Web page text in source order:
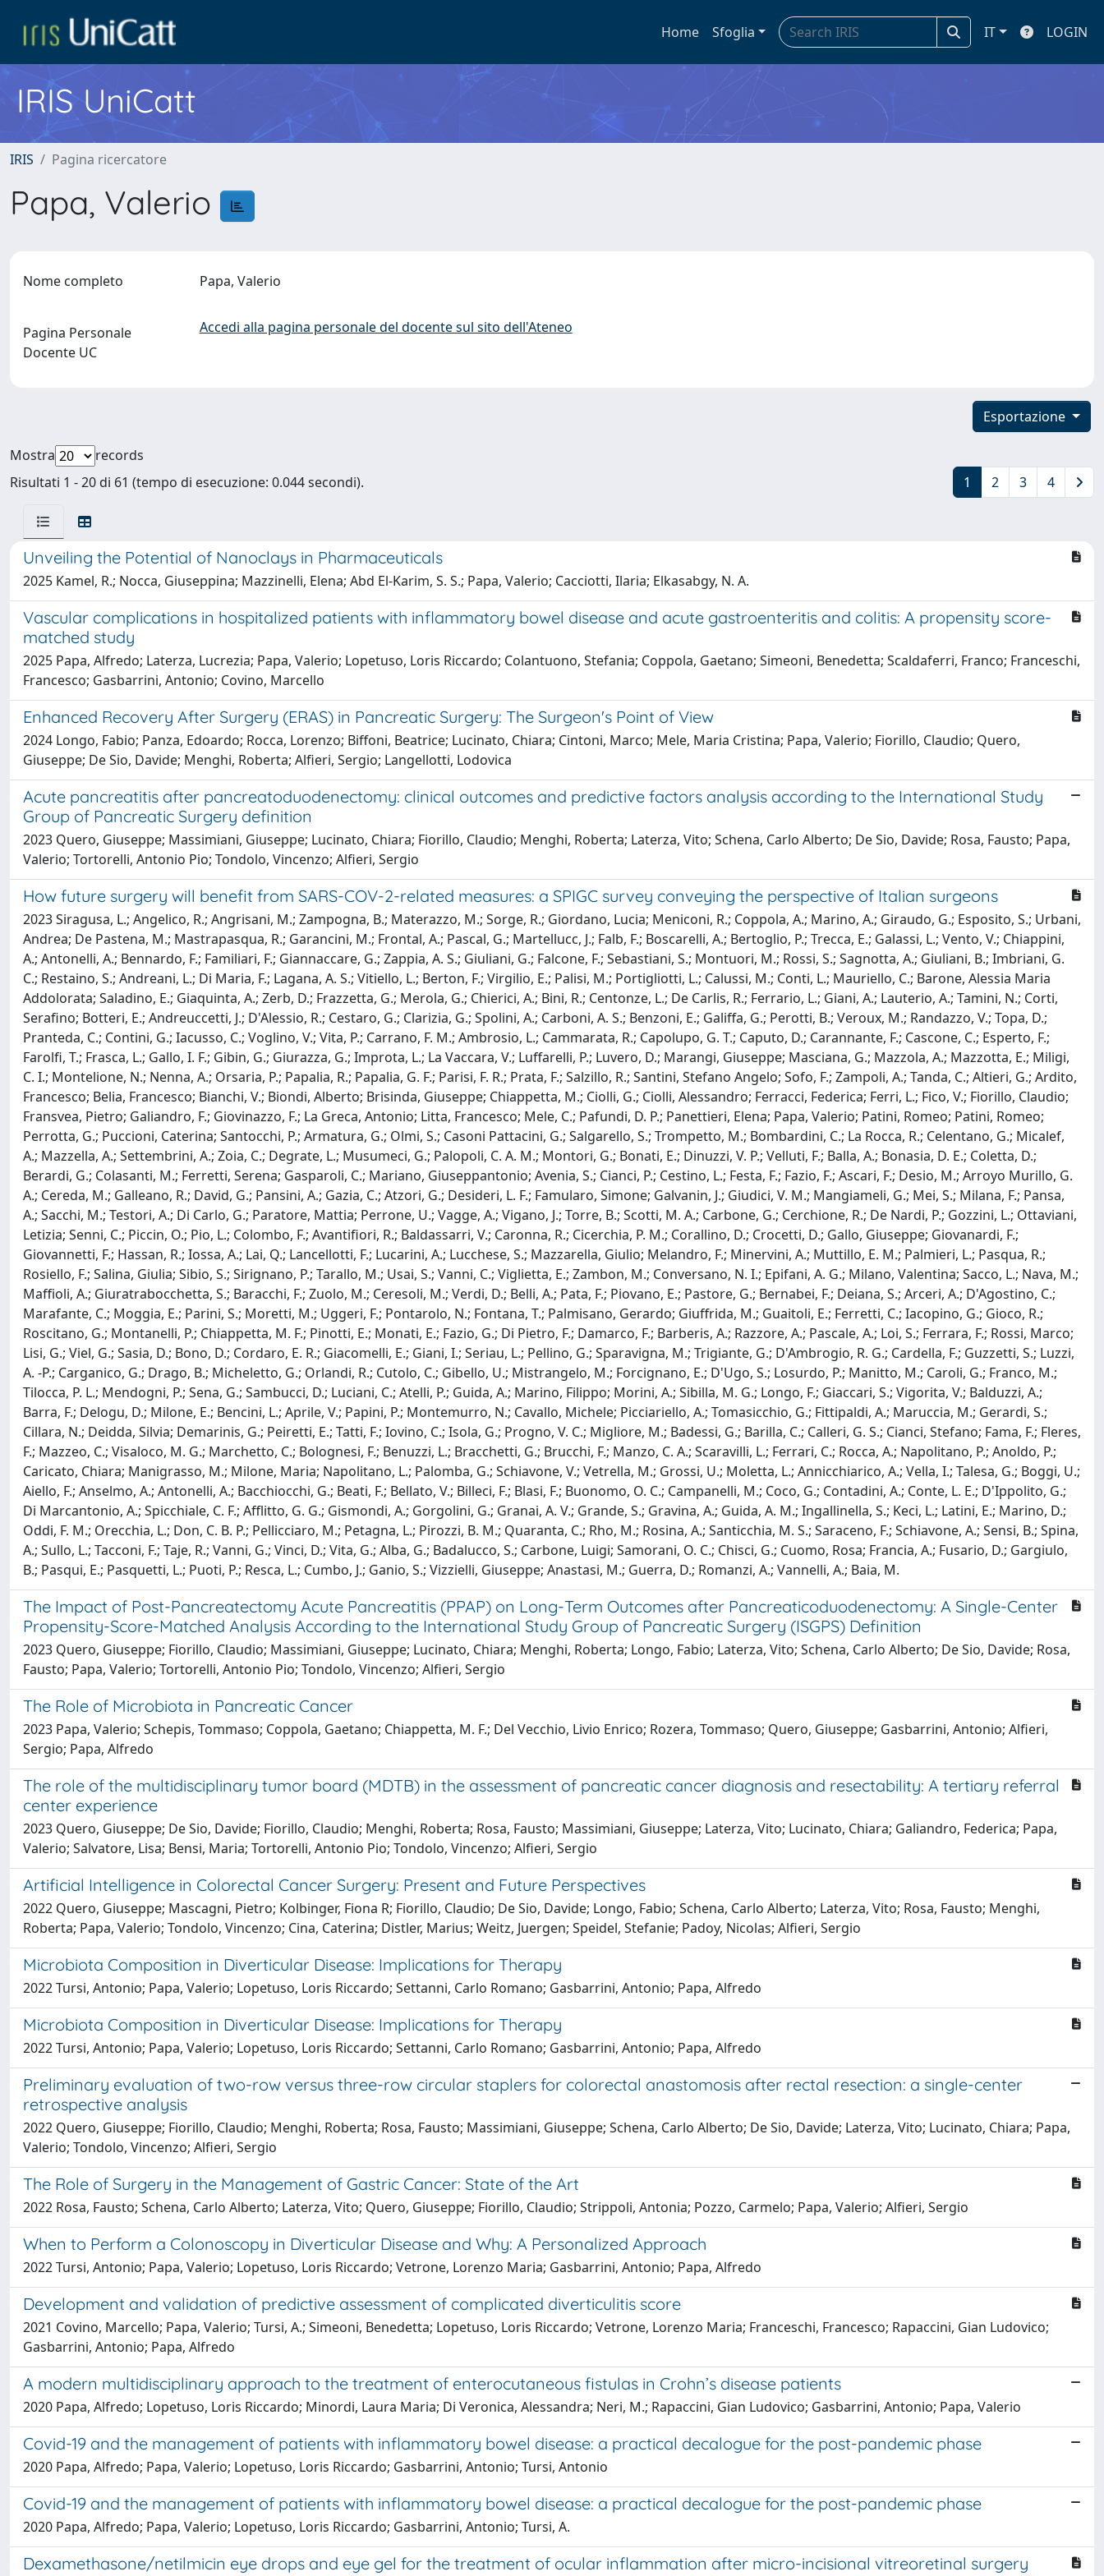
Home Sfoglia IT LOGIN
IRIS UniCatt
IRIS Pagina ricercatore
Papa, Valerio
Nome completo Papa, Valerio
Pagina Personale
Docente UC
Accedi alla pagina personale del docente sul sito dell'Ateneo
Esportazione
Mostra
records
Risultati 1 - 20 di 61 (tempo di esecuzione: 0.044 secondi).
1 2 3 4
Unveiling the Potential of Nanoclays in Pharmaceuticals
2025 Kamel, R.; Nocca, Giuseppina; Mazzinelli, Elena; Abd El-Karim, S. S.; Papa, Valerio; Cacciotti, Ilaria; Elkasabgy, N. A.
Vascular complications in hospitalized patients with inflammatory bowel disease and acute gastroenteritis and colitis: A propensity score-
matched study
2025 Papa, Alfredo; Laterza, Lucrezia; Papa, Valerio; Lopetuso, Loris Riccardo; Colantuono, Stefania; Coppola, Gaetano; Simeoni, Benedetta; Scaldaferri, Franco; Franceschi,
Francesco; Gasbarrini, Antonio; Covino, Marcello
Enhanced Recovery After Surgery (ERAS) in Pancreatic Surgery: The Surgeon's Point of View
2024 Longo, Fabio; Panza, Edoardo; Rocca, Lorenzo; Biffoni, Beatrice; Lucinato, Chiara; Cintoni, Marco; Mele, Maria Cristina; Papa, Valerio; Fiorillo, Claudio; Quero,
Giuseppe; De Sio, Davide; Menghi, Roberta; Alfieri, Sergio; Langellotti, Lodovica
Acute pancreatitis after pancreatoduodenectomy: clinical outcomes and predictive factors analysis according to the International Study
Group of Pancreatic Surgery definition
2023 Quero, Giuseppe; Massimiani, Giuseppe; Lucinato, Chiara; Fiorillo, Claudio; Menghi, Roberta; Laterza, Vito; Schena, Carlo Alberto; De Sio, Davide; Rosa, Fausto; Papa,
Valerio; Tortorelli, Antonio Pio; Tondolo, Vincenzo; Alfieri, Sergio
How future surgery will benefit from SARS-COV-2-related measures: a SPIGC survey conveying the perspective of Italian surgeons
2023 Siragusa, L.; Angelico, R.; Angrisani, M.; Zampogna, B.; Materazzo, M.; Sorge, R.; Giordano, Lucia; Meniconi, R.; Coppola, A.; Marino, A.; Giraudo, G.; Esposito, S.; Urbani,
Andrea; De Pastena, M.; Mastrapasqua, R.; Garancini, M.; Frontal, A.; Pascal, G.; Martellucc, J.; Falb, F.; Boscarelli, A.; Bertoglio, P.; Trecca, E.; Galassi, L.; Vento, V.; Chiappini,
A.; Antonelli, A.; Bennardo, F.; Familiari, F.; Giannaccare, G.; Zappia, A. S.; Giuliani, G.; Falcone, F.; Sebastiani, S.; Montuori, M.; Rossi, S.; Sagnotta, A.; Giuliani, B.; Imbriani, G.
C.; Restaino, S.; Andreani, L.; Di Maria, F.; Lagana, A. S.; Vitiello, L.; Berton, F.; Virgilio, E.; Palisi, M.; Portigliotti, L.; Calussi, M.; Conti, L.; Mauriello, C.; Barone, Alessia Maria
Addolorata; Saladino, E.; Giaquinta, A.; Zerb, D.; Frazzetta, G.; Merola, G.; Chierici, A.; Bini, R.; Centonze, L.; De Carlis, R.; Ferrario, L.; Giani, A.; Lauterio, A.; Tamini, N.; Corti,
Serafino; Botteri, E.; Andreuccetti, J.; D'Alessio, R.; Cestaro, G.; Clarizia, G.; Spolini, A.; Carboni, A. S.; Benzoni, E.; Galiffa, G.; Perotti, B.; Veroux, M.; Randazzo, V.; Topa, D.;
Pranteda, C.; Contini, G.; Iacusso, C.; Voglino, V.; Vita, P.; Carrano, F. M.; Ambrosio, L.; Cammarata, R.; Capolupo, G. T.; Caputo, D.; Carannante, F.; Cascone, C.; Esperto, F.;
Farolfi, T.; Frasca, L.; Gallo, I. F.; Gibin, G.; Giurazza, G.; Improta, L.; La Vaccara, V.; Luffarelli, P.; Luvero, D.; Marangi, Giuseppe; Masciana, G.; Mazzola, A.; Mazzotta, E.; Miligi,
C. I.; Montelione, N.; Nenna, A.; Orsaria, P.; Papalia, R.; Papalia, G. F.; Parisi, F. R.; Prata, F.; Salzillo, R.; Santini, Stefano Angelo; Sofo, F.; Zampoli, A.; Tanda, C.; Altieri, G.; Ardito,
Francesco; Belia, Francesco; Bianchi, V.; Biondi, Alberto; Brisinda, Giuseppe; Chiappetta, M.; Ciolli, G.; Ciolli, Alessandro; Ferracci, Federica; Ferri, L.; Fico, V.; Fiorillo, Claudio;
Fransvea, Pietro; Galiandro, F.; Giovinazzo, F.; La Greca, Antonio; Litta, Francesco; Mele, C.; Pafundi, D. P.; Panettieri, Elena; Papa, Valerio; Patini, Romeo; Patini, Romeo;
Perrotta, G.; Puccioni, Caterina; Santocchi, P.; Armatura, G.; Olmi, S.; Casoni Pattacini, G.; Salgarello, S.; Trompetto, M.; Bombardini, C.; La Rocca, R.; Celentano, G.; Micalef,
A.; Mazzella, A.; Settembrini, A.; Zoia, C.; Degrate, L.; Musumeci, G.; Palopoli, C. A. M.; Montori, G.; Bonati, E.; Dinuzzi, V. P.; Velluti, F.; Balla, A.; Bonasia, D. E.; Coletta, D.;
Berardi, G.; Colasanti, M.; Ferretti, Serena; Gasparoli, C.; Mariano, Giuseppantonio; Avenia, S.; Cianci, P.; Cestino, L.; Festa, F.; Fazio, F.; Ascari, F.; Desio, M.; Arroyo Murillo, G.
A.; Cereda, M.; Galleano, R.; David, G.; Pansini, A.; Gazia, C.; Atzori, G.; Desideri, L. F.; Famularo, Simone; Galvanin, J.; Giudici, V. M.; Mangiameli, G.; Mei, S.; Milana, F.; Pansa,
A.; Sacchi, M.; Testori, A.; Di Carlo, G.; Paratore, Mattia; Perrone, U.; Vagge, A.; Vigano, J.; Torre, B.; Scotti, M. A.; Carbone, G.; Cerchione, R.; De Nardi, P.; Gozzini, L.; Ottaviani,
Letizia; Senni, C.; Piccin, O.; Pio, L.; Colombo, F.; Avantifiori, R.; Baldassarri, V.; Caronna, R.; Cicerchia, P. M.; Corallino, D.; Crocetti, D.; Gallo, Giuseppe; Giovanardi, F.;
Giovannetti, F.; Hassan, R.; Iossa, A.; Lai, Q.; Lancellotti, F.; Lucarini, A.; Lucchese, S.; Mazzarella, Giulio; Melandro, F.; Minervini, A.; Muttillo, E. M.; Palmieri, L.; Pasqua, R.;
Rosiello, F.; Salina, Giulia; Sibio, S.; Sirignano, P.; Tarallo, M.; Usai, S.; Vanni, C.; Viglietta, E.; Zambon, M.; Conversano, N. I.; Epifani, A. G.; Milano, Valentina; Sacco, L.; Nava, M.;
Maffioli, A.; Giuratrabocchetta, S.; Baracchi, F.; Zuolo, M.; Ceresoli, M.; Verdi, D.; Belli, A.; Pata, F.; Piovano, E.; Pastore, G.; Bernabei, F.; Deiana, S.; Arceri, A.; D'Agostino, C.;
Marafante, C.; Moggia, E.; Parini, S.; Moretti, M.; Uggeri, F.; Pontarolo, N.; Fontana, T.; Palmisano, Gerardo; Giuffrida, M.; Guaitoli, E.; Ferretti, C.; Iacopino, G.; Gioco, R.;
Roscitano, G.; Montanelli, P.; Chiappetta, M. F.; Pinotti, E.; Monati, E.; Fazio, G.; Di Pietro, F.; Damarco, F.; Barberis, A.; Razzore, A.; Pascale, A.; Loi, S.; Ferrara, F.; Rossi, Marco;
Lisi, G.; Viel, G.; Sasia, D.; Bono, D.; Cordaro, E. R.; Giacomelli, E.; Giani, I.; Seriau, L.; Pellino, G.; Sparavigna, M.; Trigiante, G.; D'Ambrogio, R. G.; Cardella, F.; Guzzetti, S.; Luzzi,
A. -P.; Carganico, G.; Drago, B.; Micheletto, G.; Orlandi, R.; Cutolo, C.; Gibello, U.; Mistrangelo, M.; Forcignano, E.; D'Ugo, S.; Losurdo, P.; Manitto, M.; Caroli, G.; Franco, M.;
Tilocca, P. L.; Mendogni, P.; Sena, G.; Sambucci, D.; Luciani, C.; Atelli, P.; Guida, A.; Marino, Filippo; Morini, A.; Sibilla, M. G.; Longo, F.; Giaccari, S.; Vigorita, V.; Balduzzi, A.;
Barra, F.; Delogu, D.; Milone, E.; Bencini, L.; Aprile, V.; Papini, P.; Montemurro, N.; Cavallo, Michele; Picciariello, A.; Tomasicchio, G.; Fittipaldi, A.; Maruccia, M.; Gerardi, S.;
Cillara, N.; Deidda, Silvia; Demarinis, G.; Peiretti, E.; Tatti, F.; Iovino, C.; Isola, G.; Progno, V. C.; Migliore, M.; Badessi, G.; Barilla, C.; Calleri, G. S.; Cianci, Stefano; Fama, F.; Fleres,
F.; Mazzeo, C.; Visaloco, M. G.; Marchetto, C.; Bolognesi, F.; Benuzzi, L.; Bracchetti, G.; Brucchi, F.; Manzo, C. A.; Scaravilli, L.; Ferrari, C.; Rocca, A.; Napolitano, P.; Anoldo, P.;
Caricato, Chiara; Manigrasso, M.; Milone, Maria; Napolitano, L.; Palomba, G.; Schiavone, V.; Vetrella, M.; Grossi, U.; Moletta, L.; Annicchiarico, A.; Vella, I.; Talesa, G.; Boggi, U.;
Aiello, F.; Anselmo, A.; Antonelli, A.; Bacchiocchi, G.; Beati, F.; Bellato, V.; Billeci, F.; Blasi, F.; Buonomo, O. C.; Campanelli, M.; Coco, G.; Contadini, A.; Conte, L. E.; D'Ippolito, G.;
Di Marcantonio, A.; Spicchiale, C. F.; Afflitto, G. G.; Gismondi, A.; Gorgolini, G.; Granai, A. V.; Grande, S.; Gravina, A.; Guida, A. M.; Ingallinella, S.; Keci, L.; Latini, E.; Marino, D.;
Oddi, F. M.; Orecchia, L.; Don, C. B. P.; Pellicciaro, M.; Petagna, L.; Pirozzi, B. M.; Quaranta, C.; Rho, M.; Rosina, A.; Santicchia, M. S.; Saraceno, F.; Schiavone, A.; Sensi, B.; Spina,
A.; Sullo, L.; Tacconi, F.; Taje, R.; Vanni, G.; Vinci, D.; Vita, G.; Alba, G.; Badalucco, S.; Carbone, Luigi; Samorani, O. C.; Chisci, G.; Cuomo, Rosa; Francia, A.; Fusario, D.; Gargiulo,
B.; Pasqui, E.; Pasquetti, L.; Puoti, P.; Resca, L.; Cumbo, J.; Ganio, S.; Vizzielli, Giuseppe; Anastasi, M.; Guerra, D.; Romanzi, A.; Vannelli, A.; Baia, M.
The Impact of Post-Pancreatectomy Acute Pancreatitis (PPAP) on Long-Term Outcomes after Pancreaticoduodenectomy: A Single-Center
Propensity-Score-Matched Analysis According to the International Study Group of Pancreatic Surgery (ISGPS) Definition
2023 Quero, Giuseppe; Fiorillo, Claudio; Massimiani, Giuseppe; Lucinato, Chiara; Menghi, Roberta; Longo, Fabio; Laterza, Vito; Schena, Carlo Alberto; De Sio, Davide; Rosa,
Fausto; Papa, Valerio; Tortorelli, Antonio Pio; Tondolo, Vincenzo; Alfieri, Sergio
The Role of Microbiota in Pancreatic Cancer
2023 Papa, Valerio; Schepis, Tommaso; Coppola, Gaetano; Chiappetta, M. F.; Del Vecchio, Livio Enrico; Rozera, Tommaso; Quero, Giuseppe; Gasbarrini, Antonio; Alfieri,
Sergio; Papa, Alfredo
The role of the multidisciplinary tumor board (MDTB) in the assessment of pancreatic cancer diagnosis and resectability: A tertiary referral
center experience
2023 Quero, Giuseppe; De Sio, Davide; Fiorillo, Claudio; Menghi, Roberta; Rosa, Fausto; Massimiani, Giuseppe; Laterza, Vito; Lucinato, Chiara; Galiandro, Federica; Papa,
Valerio; Salvatore, Lisa; Bensi, Maria; Tortorelli, Antonio Pio; Tondolo, Vincenzo; Alfieri, Sergio
Artificial Intelligence in Colorectal Cancer Surgery: Present and Future Perspectives
2022 Quero, Giuseppe; Mascagni, Pietro; Kolbinger, Fiona R; Fiorillo, Claudio; De Sio, Davide; Longo, Fabio; Schena, Carlo Alberto; Laterza, Vito; Rosa, Fausto; Menghi,
Roberta; Papa, Valerio; Tondolo, Vincenzo; Cina, Caterina; Distler, Marius; Weitz, Juergen; Speidel, Stefanie; Padoy, Nicolas; Alfieri, Sergio
Microbiota Composition in Diverticular Disease: Implications for Therapy
2022 Tursi, Antonio; Papa, Valerio; Lopetuso, Loris Riccardo; Settanni, Carlo Romano; Gasbarrini, Antonio; Papa, Alfredo
Microbiota Composition in Diverticular Disease: Implications for Therapy
2022 Tursi, Antonio; Papa, Valerio; Lopetuso, Loris Riccardo; Settanni, Carlo Romano; Gasbarrini, Antonio; Papa, Alfredo
Preliminary evaluation of two-row versus three-row circular staplers for colorectal anastomosis after rectal resection: a single-center
retrospective analysis
2022 Quero, Giuseppe; Fiorillo, Claudio; Menghi, Roberta; Rosa, Fausto; Massimiani, Giuseppe; Schena, Carlo Alberto; De Sio, Davide; Laterza, Vito; Lucinato, Chiara; Papa,
Valerio; Tondolo, Vincenzo; Alfieri, Sergio
The Role of Surgery in the Management of Gastric Cancer: State of the Art
2022 Rosa, Fausto; Schena, Carlo Alberto; Laterza, Vito; Quero, Giuseppe; Fiorillo, Claudio; Strippoli, Antonia; Pozzo, Carmelo; Papa, Valerio; Alfieri, Sergio
When to Perform a Colonoscopy in Diverticular Disease and Why: A Personalized Approach
2022 Tursi, Antonio; Papa, Valerio; Lopetuso, Loris Riccardo; Vetrone, Lorenzo Maria; Gasbarrini, Antonio; Papa, Alfredo
Development and validation of predictive assessment of complicated diverticulitis score
2021 Covino, Marcello; Papa, Valerio; Tursi, A.; Simeoni, Benedetta; Lopetuso, Loris Riccardo; Vetrone, Lorenzo Maria; Franceschi, Francesco; Rapaccini, Gian Ludovico;
Gasbarrini, Antonio; Papa, Alfredo
A modern multidisciplinary approach to the treatment of enterocutaneous fistulas in Crohn’s disease patients
2020 Papa, Alfredo; Lopetuso, Loris Riccardo; Minordi, Laura Maria; Di Veronica, Alessandra; Neri, M.; Rapaccini, Gian Ludovico; Gasbarrini, Antonio; Papa, Valerio
Covid-19 and the management of patients with inflammatory bowel disease: a practical decalogue for the post-pandemic phase
2020 Papa, Alfredo; Papa, Valerio; Lopetuso, Loris Riccardo; Gasbarrini, Antonio; Tursi, Antonio
Covid-19 and the management of patients with inflammatory bowel disease: a practical decalogue for the post-pandemic phase
2020 Papa, Alfredo; Papa, Valerio; Lopetuso, Loris Riccardo; Gasbarrini, Antonio; Tursi, A.
Dexamethasone/netilmicin eye drops and eye gel for the treatment of ocular inflammation after micro-incisional vitreoretinal surgery